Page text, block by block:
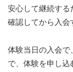
安心して継続する
確認してから入会
体験当日の入会で
で、体験を申し込